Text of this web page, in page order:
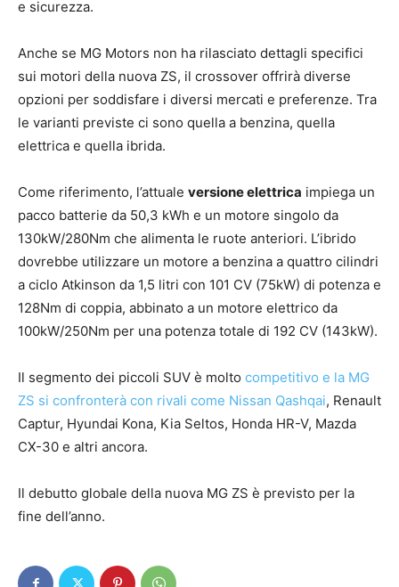
e sicurezza.
Anche se MG Motors non ha rilasciato dettagli specifici
sui motori della nuova ZS, il crossover offrirà diverse
opzioni per soddisfare i diversi mercati e preferenze. Tra
le varianti previste ci sono quella a benzina, quella
elettrica e quella ibrida.
Come riferimento, l’attuale versione elettrica impiega un
pacco batterie da 50,3 kWh e un motore singolo da
130kW/280Nm che alimenta le ruote anteriori. L’ibrido
dovrebbe utilizzare un motore a benzina a quattro cilindri
a ciclo Atkinson da 1,5 litri con 101 CV (75kW) di potenza e
128Nm di coppia, abbinato a un motore elettrico da
100kW/250Nm per una potenza totale di 192 CV (143kW).
Il segmento dei piccoli SUV è molto competitivo e la MG
ZS si confronterà con rivali come Nissan Qashqai, Renault
Captur, Hyundai Kona, Kia Seltos, Honda HR-V, Mazda
CX-30 e altri ancora.
Il debutto globale della nuova MG ZS è previsto per la
fine dell’anno.